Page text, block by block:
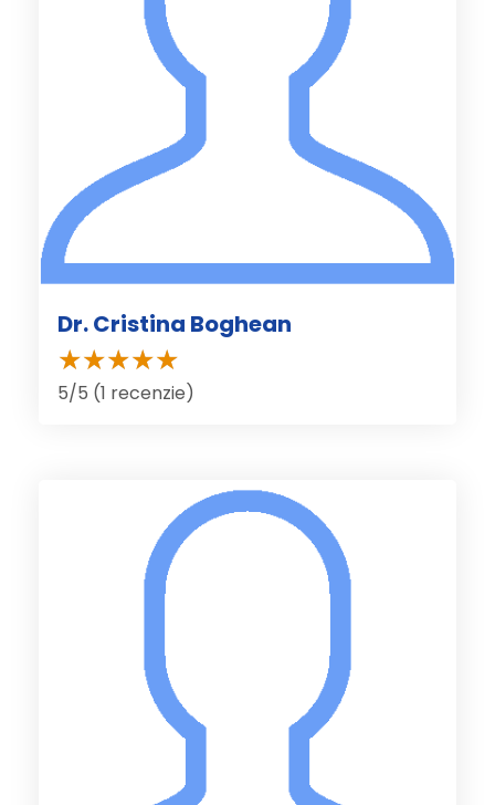
Dr. Cristina Boghean
5/5 (1 recenzie)